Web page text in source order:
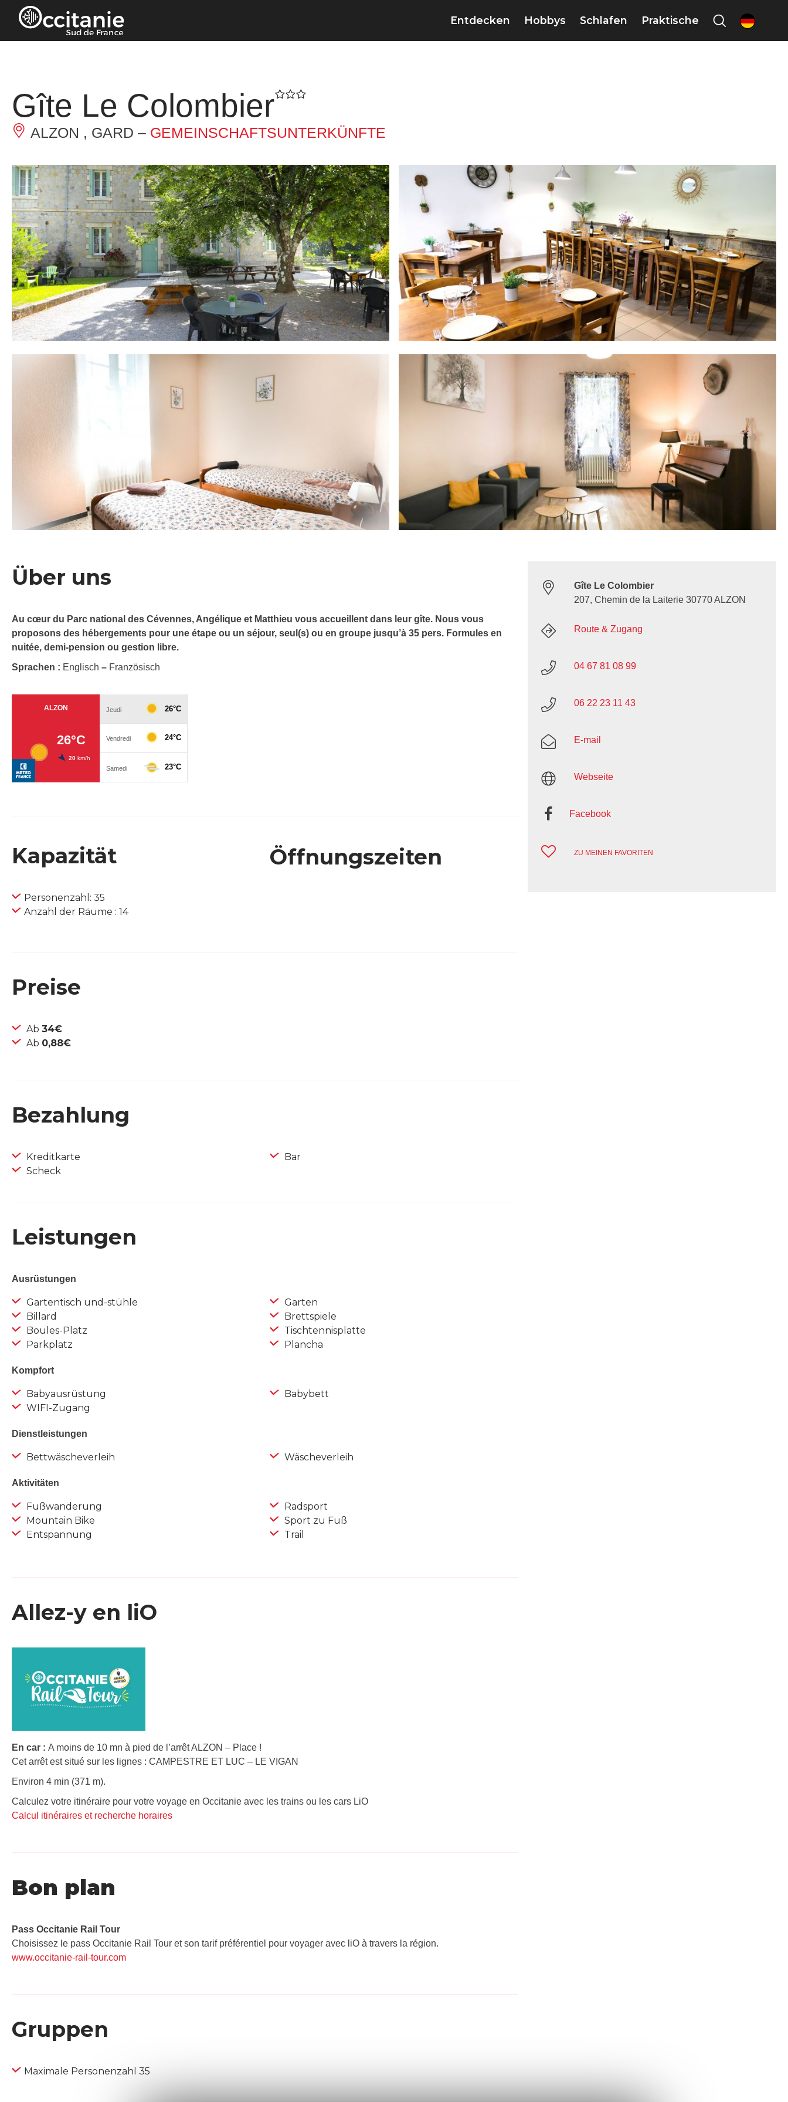
Cookie-Einstellungen
Entdecken Hobbys Schlafen Praktische de
Gîte Le Colombier
ALZON , GARD – GEMEINSCHAFTSUNTERKÜNFTE
Über uns
Au cœur du Parc national des Cévennes, Angélique et Matthieu vous accueillent dans leur gîte. Nous vous
proposons des hébergements pour une étape ou un séjour, seul(s) ou en groupe jusqu’à 35 pers. Formules en
nuitée, demi-pension ou gestion libre.
Sprachen : Englisch – Französisch
Kapazität
Personenzahl: 35
Anzahl der Räume : 14
Öffnungszeiten
Preise
Ab 34€
Ab 0,88€
Bezahlung
Kreditkarte
Scheck
Bar
Leistungen
Ausrüstungen
Gartentisch und-stühle
Billard
Boules-Platz
Parkplatz
Garten
Brettspiele
Tischtennisplatte
Plancha
Kompfort
Babyausrüstung
WIFI-Zugang
Babybett
Dienstleistungen
Bettwäscheverleih Wäscheverleih
Aktivitäten
Fußwanderung
Mountain Bike
Entspannung
Radsport
Sport zu Fuß
Trail
Allez-y en liO
En car : A moins de 10 mn à pied de l’arrêt ALZON – Place !
Cet arrêt est situé sur les lignes : CAMPESTRE ET LUC – LE VIGAN
Environ 4 min (371 m).
Calculez votre itinéraire pour votre voyage en Occitanie avec les trains ou les cars LiO
Calcul itinéraires et recherche horaires
Bon plan
Pass Occitanie Rail Tour​
Choisissez le pass Occitanie Rail Tour et son tarif préférentiel pour voyager avec liO à travers la région.
www.occitanie-rail-tour.com
Gruppen
Maximale Personenzahl 35
Gîte Le Colombier
207, Chemin de la Laiterie 30770 ALZON
Route & Zugang
04 67 81 08 99
06 22 23 11 43
E-mail
Webseite
Facebook
ZU MEINEN FAVORITEN